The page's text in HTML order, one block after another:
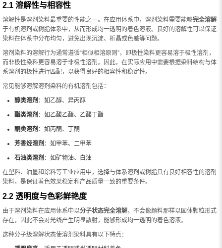
2.1 溶解性与相容性
溶解性是溶剂染料最重要的性能之一。在应用体系中，溶剂染料需要能够完全溶解
于有机溶剂或树脂体系中，从而形成均一透明的着色溶液。良好的溶解性可以保证
染料在体系中分布均匀，避免出现沉淀、析晶或色差等问题。
溶剂染料的溶解行为通常遵循“相似相溶原则”，即极性染料更容易溶于极性溶剂，
而非极性染料更容易溶于非极性溶剂。因此，在实际应用中需要根据染料结构与体
系溶剂的极性进行匹配，以获得良好的相容性和稳定性。
常见能够溶解溶剂染料的有机溶剂包括：
醇类溶剂 ：如乙醇、异丙醇
酯类溶剂 ：如乙酸乙酯、乙酸丁酯
酮类溶剂 ：如丙酮、丁酮
芳香烃溶剂 ：如甲苯、二甲苯
石油类溶剂 ：如矿物油、白油
在塑料、油墨和涂料等工业应用中，选择与体系溶剂或树脂具有良好相容性的溶剂
染料，是保证着色效果稳定和产品质量一致的重要条件。
2.2 透明度与色彩鲜艳度
由于溶剂染料在应用体系中以分子状态完全溶解，不会像颜料那样以固体颗粒形式
存在，因此不会对光线产生明显散射，能够形成均一透明的着色溶液。
这种分子级溶解状态使溶剂染料具有以下特点：